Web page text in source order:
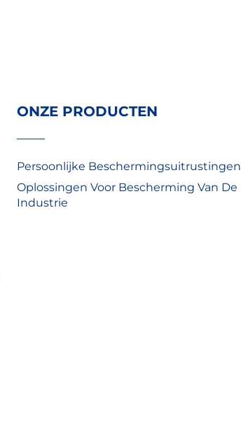
ONZE PRODUCTEN
Persoonlijke Beschermingsuitrustingen
Oplossingen Voor Bescherming Van De
Industrie